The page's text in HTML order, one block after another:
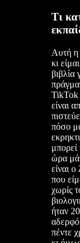
Τι
Αυτή η
κι
βιβλία
TikTok
είναι
πόσο
ώρα
είναι
που
χωρίς
ήταν
πέντε